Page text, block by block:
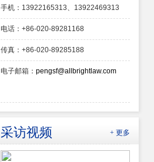
手机：13922165313、13922469313
电话：+86-020-89281168
传真：+86-020-89285188
电子邮箱： pengsf@allbrightlaw.com
+ 更多
采访视频